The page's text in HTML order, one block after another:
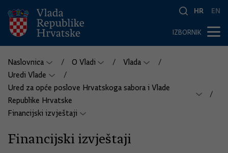
HR EN
IZBORNIK
Naslovnica O Vladi
Vlada
Uredi Vlade
Ured za opće poslove Hrvatskoga sabora i Vlade
Republike Hrvatske
Financijski izvještaji
Financijski izvještaji